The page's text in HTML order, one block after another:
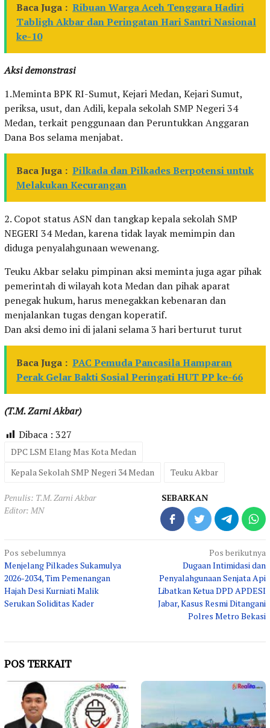
Baca Juga : Ribuan Warga Aceh Tenggara Hadiri
Tabligh Akbar dan Peringatan Hari Santri Nasional
ke-10
Aksi demonstrasi
1.Meminta BPK RI-Sumut, Kejari Medan, Kejari Sumut,
periksa, usut, dan Adili, kepala sekolah SMP Negeri 34
Medan, terkait penggunaan dan Peruntukkan Anggaran
Dana Bos selama menjabat.
Baca Juga : Pilkada dan Pilkades Berpotensi untuk
Melakukan Kecurangan
2. Copot status ASN dan tangkap kepala sekolah SMP
NEGERI 34 Medan, karena tidak layak memimpin dan
diduga penyalahgunaan wewenang.
Teuku Akbar selaku pimpinan aksi meminta juga agar pihak
pemerintah di wilayah kota Medan dan pihak aparat
penegak hukum, harus menegakkan kebenaran dan
menjalankan tugas dengan koperatif.
Dan aksi demo ini di jalani selama 3 hari berturut turut
Baca Juga : PAC Pemuda Pancasila Hamparan
Perak Gelar Bakti Sosial Peringati HUT PP ke-66
(T.M. Zarni Akbar)
Dibaca : 327
DPC LSM Elang Mas Kota Medan
Kepala Sekolah SMP Negeri 34 Medan
Teuku Akbar
Penulis: T.M. Zarni Akbar
Editor: MN
SEBARKAN
Navigasi
pos
Pos sebelumnya
Menjelang Pilkades Sukamulya
2026-2034, Tim Pemenangan
Hajah Desi Kurniati Malik
Serukan Soliditas Kader
Pos berikutnya
Dugaan Intimidasi dan
Penyalahgunaan Senjata Api
Libatkan Ketua DPD APDESI
Jabar, Kasus Resmi Ditangani
Polres Metro Bekasi
POS TERKAIT